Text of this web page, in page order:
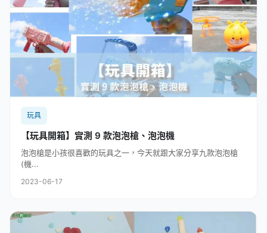
玩具
【玩具開箱】實測 9 款泡泡槍、泡泡機
泡泡槍是小孩很喜歡的玩具之一，今天就跟大家分享九款泡泡槍
(機...
2023-06-17